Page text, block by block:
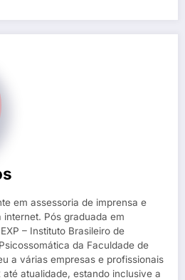
em assessoria de imprensa e
Pós graduada em
– Instituto Brasileiro de
da Faculdade de
a várias empresas e profissionais
atualidade, estando inclusive a